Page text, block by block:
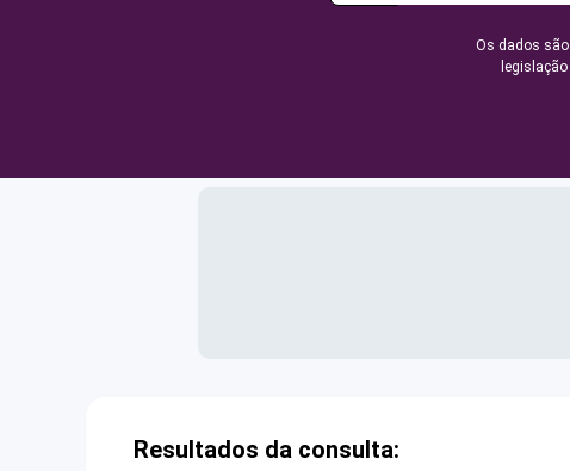
Os dados
Resultados da consulta: